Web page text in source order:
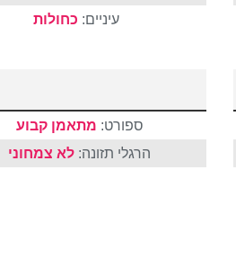
עיניים: כחולות
ספורט: מתאמן קבוע
הרגלי תזונה: לא צמחוני